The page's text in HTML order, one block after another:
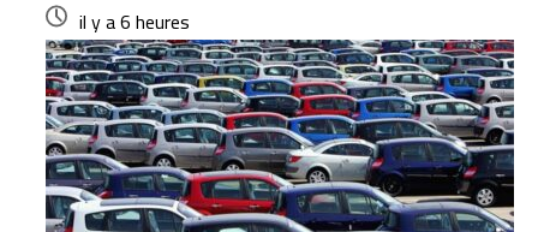
il y a 6 heures